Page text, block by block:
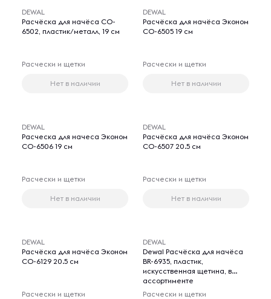
DEWAL
Расчёска для начёса CO-
6502, пластик/металл, 19 см
Расчески и щетки
Нет в наличии
DEWAL
Расчёска для начёса Эконом
CO-6505 19 см
Расчески и щетки
Нет в наличии
DEWAL
Расческа для начеса Эконом
CO-6506 19 см
Расчески и щетки
Нет в наличии
DEWAL
Расчёска для начёса Эконом
СО-6507 20.5 см
Расчески и щетки
Нет в наличии
DEWAL
Расчёска для начёса Эконом
СО-6129 20.5 см
Расчески и щетки
DEWAL
Dewal Расчёска для начёса
BR-6935, пластик,
искусственная щетина, в
ассортименте
Расчески и щетки